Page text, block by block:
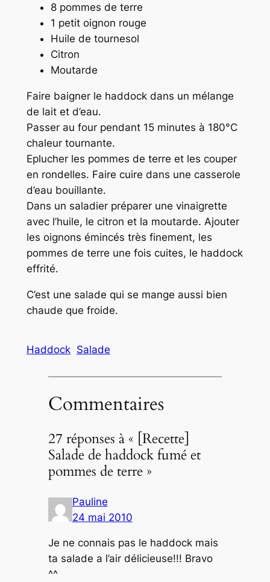
8 pommes de terre
1 petit oignon rouge
Huile de tournesol
Citron
Moutarde
Faire baigner le haddock dans un mélange
de lait et d’eau.
Passer au four pendant 15 minutes à 180°C
chaleur tournante.
Eplucher les pommes de terre et les couper
en rondelles. Faire cuire dans une casserole
d’eau bouillante.
Dans un saladier préparer une vinaigrette
avec l’huile, le citron et la moutarde. Ajouter
les oignons émincés très finement, les
pommes de terre une fois cuites, le haddock
effrité.
C’est une salade qui se mange aussi bien
chaude que froide.
Haddock Salade
Commentaires
27 réponses à « [Recette]
Salade de haddock fumé et
pommes de terre »
Pauline
24 mai 2010
Je ne connais pas le haddock mais
ta salade a l’air délicieuse!!! Bravo
^^